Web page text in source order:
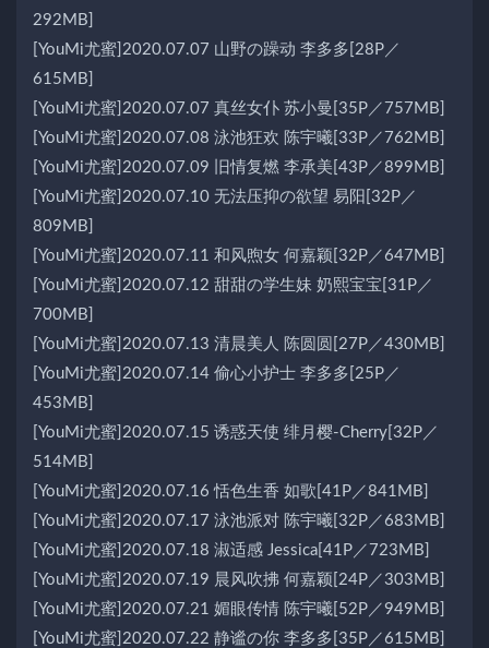
292MB]
[YouMi尤蜜]2020.07.07 山野の躁动 李多多[28P／
615MB]
[YouMi尤蜜]2020.07.07 真丝女仆 苏小曼[35P／757MB]
[YouMi尤蜜]2020.07.08 泳池狂欢 陈宇曦[33P／762MB]
[YouMi尤蜜]2020.07.09 旧情复燃 李承美[43P／899MB]
[YouMi尤蜜]2020.07.10 无法压抑の欲望 易阳[32P／
809MB]
[YouMi尤蜜]2020.07.11 和风煦女 何嘉颖[32P／647MB]
[YouMi尤蜜]2020.07.12 甜甜の学生妹 奶熙宝宝[31P／
700MB]
[YouMi尤蜜]2020.07.13 清晨美人 陈圆圆[27P／430MB]
[YouMi尤蜜]2020.07.14 偷心小护士 李多多[25P／
453MB]
[YouMi尤蜜]2020.07.15 诱惑天使 绯月樱-Cherry[32P／
514MB]
[YouMi尤蜜]2020.07.16 恬色生香 如歌[41P／841MB]
[YouMi尤蜜]2020.07.17 泳池派对 陈宇曦[32P／683MB]
[YouMi尤蜜]2020.07.18 淑适感 Jessica[41P／723MB]
[YouMi尤蜜]2020.07.19 晨风吹拂 何嘉颖[24P／303MB]
[YouMi尤蜜]2020.07.21 媚眼传情 陈宇曦[52P／949MB]
[YouMi尤蜜]2020.07.22 静谧の你 李多多[35P／615MB]